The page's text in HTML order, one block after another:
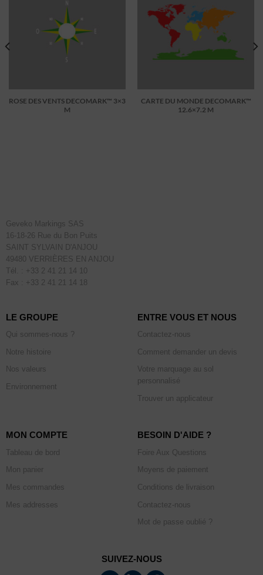
ROSE DES VENTS DECOMARK™ 3×3
M
CARTE DU MONDE DECOMARK™
12.6×7.2 M
Geveko Markings SAS
16-18-26 Rue du Bon Puits
SAINT SYLVAIN D'ANJOU
49480 VERRIÈRES EN ANJOU
Tél. : +33 2 41 21 14 10
Fax : +33 2 41 21 14 18
LE GROUPE
Qui sommes-nous ?
Notre histoire
Nos valeurs
Environnement
ENTRE VOUS ET NOUS
Contactez-nous
Comment demander un devis
Votre marquage au sol
personnalisé
Trouver un applicateur
MON COMPTE
Tableau de bord
Mon panier
Mes commandes
Mes addresses
BESOIN D'AIDE ?
Foire Aux Questions
Moyens de paiement
Conditions de livraison
Contactez-nous
Mot de passe oublié ?
SUIVEZ-NOUS